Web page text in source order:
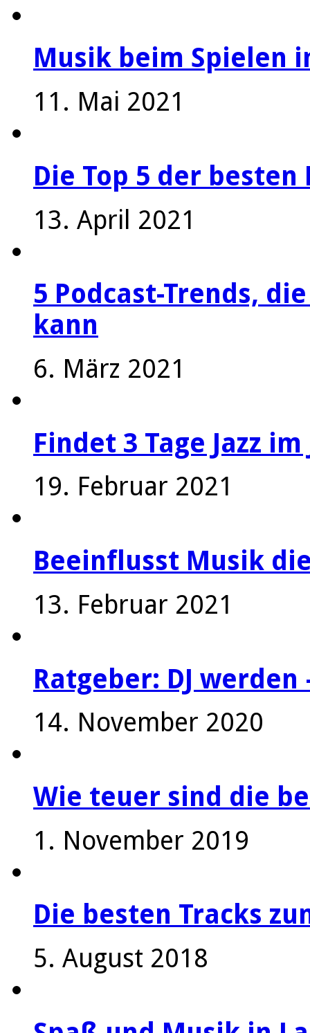
Musik beim Spielen
11. Mai 2021
Die Top 5 der besten
13. April 2021
5 Podcast-Trends,
kann
6. März 2021
Findet 3 Tage Jazz
19. Februar 2021
Beeinflusst Musik
13. Februar 2021
Ratgeber: DJ
14. November 2020
Wie teuer sind die
1. November 2019
Die besten Tracks
5. August 2018